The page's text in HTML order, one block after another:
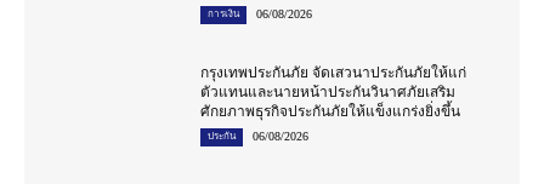
การเงิน 06/08/2026
กรุงเทพประกันภัย จัดเสวนาประกันภัยให้แก่
ตัวแทนและนายหน้าประกันวินาศภัยเสริม
ศักยภาพธุรกิจประกันภัยให้แข็งแกร่งยิ่งขึ้น
ประกัน 06/08/2026